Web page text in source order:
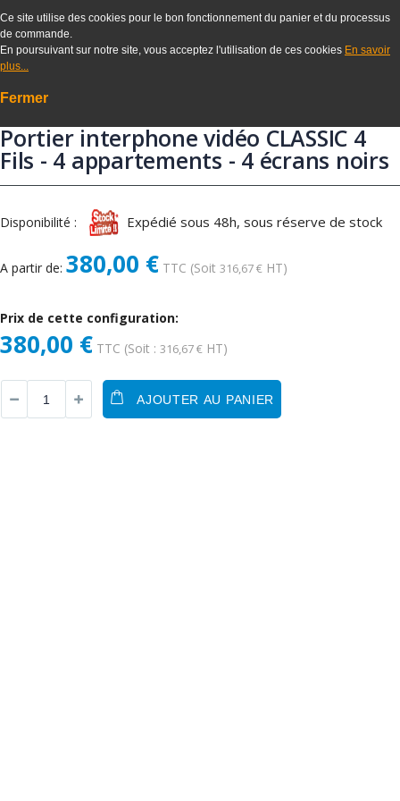
Ce site utilise des cookies pour le bon fonctionnement du panier et du processus
de commande.
En poursuivant sur notre site, vous acceptez l'utilisation de ces cookies En savoir
plus...
Fermer
Portier interphone vidéo CLASSIC 4
Fils - 4 appartements - 4 écrans noirs
Disponibilité : Expédié sous 48h, sous réserve de stock
A partir de: 380,00 € TTC (Soit 316,67 € HT)
Prix de cette configuration:
380,00 € TTC (Soit : 316,67 € HT)
AJOUTER AU PANIER